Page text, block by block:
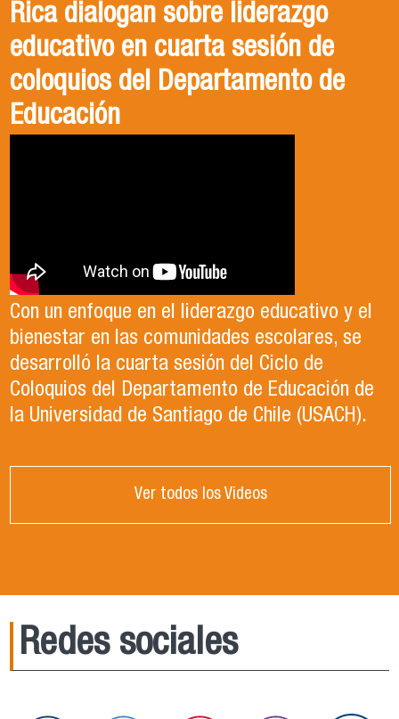
Rica dialogan sobre liderazgo
educativo en cuarta sesión de
coloquios del Departamento de
Educación
Con un enfoque en el liderazgo educativo y el
bienestar en las comunidades escolares, se
desarrolló la cuarta sesión del Ciclo de
Coloquios del Departamento de Educación de
la Universidad de Santiago de Chile (USACH).
Ver todos los Videos
Redes sociales